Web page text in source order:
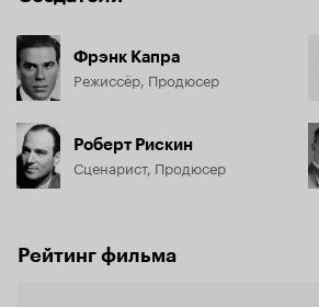
Фрэнк Капра
Режиссёр, Продюсер
Роберт Рискин
Сценарист, Продюсер
Рейтинг фильма